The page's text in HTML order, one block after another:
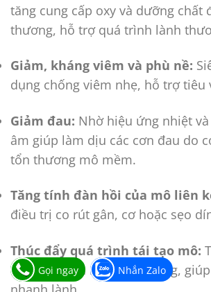
tăng cung cấp oxy và dưỡng chất
thương, hỗ trợ quá trình lành
Giảm, kháng viêm và phù nề:
dụng chống viêm nhẹ, hỗ trợ tiêu
Giảm đau: Nhờ hiệu ứng nhiệt
âm giúp làm dịu các cơn đau do
tổn thương mô mềm.
Tăng tính đàn hồi của mô liên
điều trị co rút gân, cơ hoặc sẹo
Thúc đẩy quá trình tái tạo mô:
hồi phục của mô tổn thương,
Gọi ngay Nhắn Zalo